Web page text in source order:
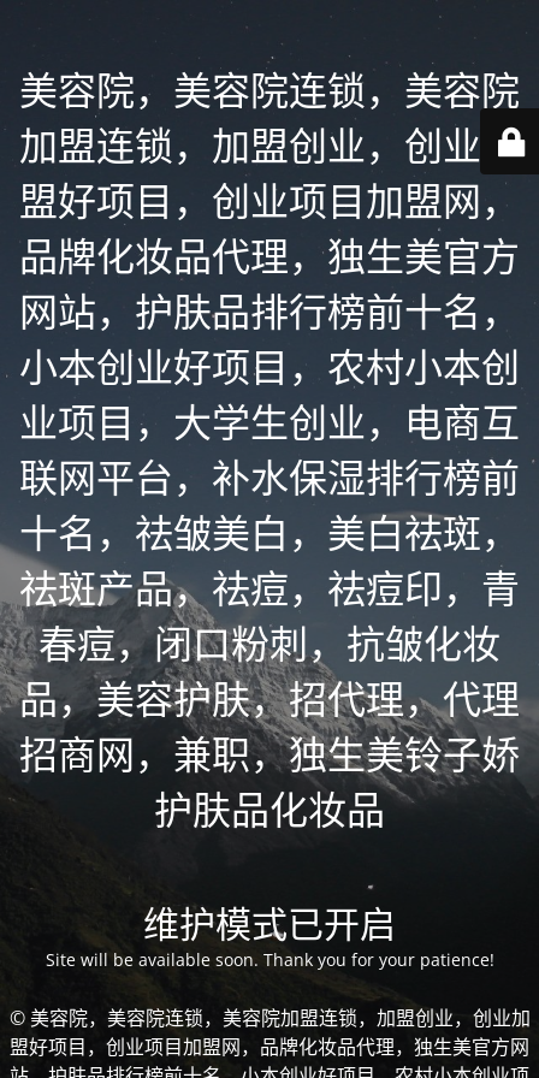
美容院，美容院连锁，美容院
加盟连锁，加盟创业，创业加
盟好项目，创业项目加盟网，
品牌化妆品代理，独生美官方
网站，护肤品排行榜前十名，
小本创业好项目，农村小本创
业项目，大学生创业，电商互
联网平台，补水保湿排行榜前
十名，祛皱美白，美白祛斑，
祛斑产品，祛痘，祛痘印，青
春痘，闭口粉刺，抗皱化妆
品，美容护肤，招代理，代理
招商网，兼职，独生美铃子娇
护肤品化妆品
维护模式已开启
Site will be available soon. Thank you for your patience!
© 美容院，美容院连锁，美容院加盟连锁，加盟创业，创业加
盟好项目，创业项目加盟网，品牌化妆品代理，独生美官方网